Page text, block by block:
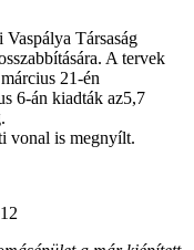
Társaság
A tervek
21-én
6-án kiadták az5,7
vonal is megnyílt.